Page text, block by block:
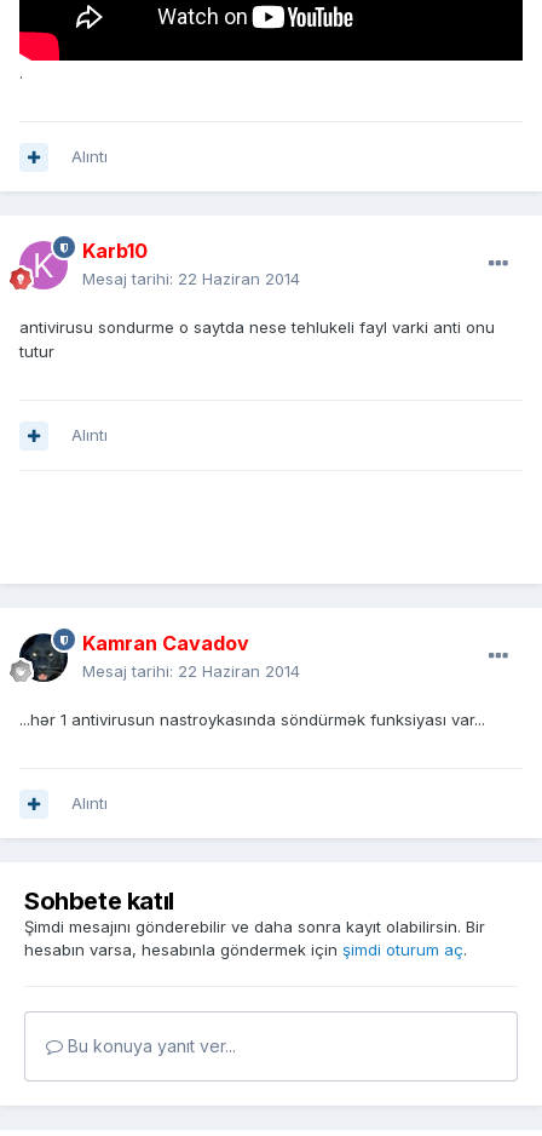
.
Alıntı
Karb10
Mesaj tarihi: 22 Haziran 2014
antivirusu sondurme o saytda nese tehlukeli fayl varki anti onu
tutur
Alıntı
Kamran Cavadov
Mesaj tarihi: 22 Haziran 2014
...hər 1 antivirusun nastroykasında söndürmək funksiyası var...
Alıntı
Sohbete katıl
Şimdi mesajını gönderebilir ve daha sonra kayıt olabilirsin. Bir
hesabın varsa, hesabınla göndermek için şimdi oturum aç.
Bu konuya yanıt ver...